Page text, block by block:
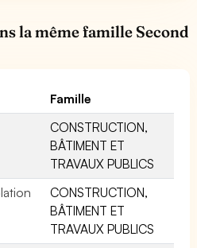
la même famille Second
Famille
CONSTRUCTION,
BÂTIMENT ET
TRAVAUX PUBLICS
CONSTRUCTION,
BÂTIMENT ET
TRAVAUX PUBLICS